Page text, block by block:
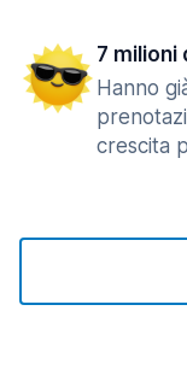
7 milioni
Hanno
crescita